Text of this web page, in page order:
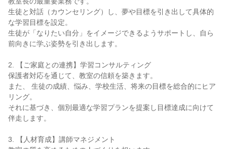
生徒と対話（カウンセリング）し、夢や目標を引き出して具体的
な学習目標を設定。
生徒が「なりたい自分」をイメージできるようサポートし、自ら
前向きに学ぶ姿勢を引き出します。
2. 【ご家庭との連携】学習コンサルティング
保護者対応を通じて、教室の信頼を築きます。
また、 生徒の成績、悩み、学校生活、将来の目標を総合的にヒア
リング。
それに基づき、個別最適な学習プランを提案し目標達成に向けて
伴走します。
3. 【人材育成】講師マネジメント